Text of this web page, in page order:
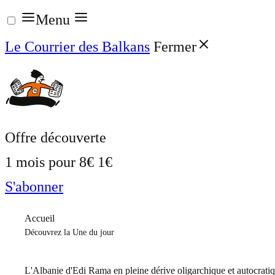
Aller
au
contenu
Menu
Le Courrier des Balkans Fermer
Offre découverte
1 mois pour 8€ 1€
S'abonner
Accueil
Découvrez la Une du jour
L'Albanie d'Edi Rama en pleine dérive oligarchique et